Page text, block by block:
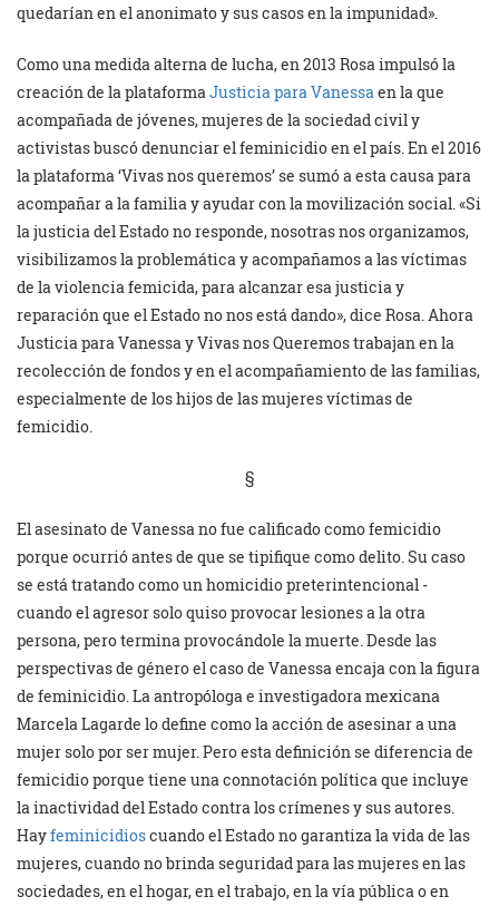
quedarían en el anonimato y sus casos en la impunidad».
Como una medida alterna de lucha, en 2013 Rosa impulsó la
creación de la plataformaJusticia para Vanessaen la que
acompañada de jóvenes, mujeres de la sociedad civil y
activistas buscó denunciar el feminicidio en el país. En el 2016
la plataforma ‘Vivas nos queremos’ se sumó a esta causa para
acompañar a la familia y ayudar con la movilización social. «Si
la justicia del Estado no responde, nosotras nos organizamos,
visibilizamos la problemática y acompañamos a las víctimas
de la violencia femicida, para alcanzar esa justicia y
reparación que el Estado no nos está dando», dice Rosa. Ahora
Justicia para Vanessa y Vivas nos Queremos trabajan en la
recolección de fondos y en el acompañamiento de las familias,
especialmente de los hijos de las mujeres víctimas de
femicidio.
§
El asesinato de Vanessa no fue calificado como femicidio
porque ocurrió antes de que se tipifique como delito. Su caso
se está tratando como un homicidio preterintencional -
cuando el agresor solo quiso provocar lesiones a la otra
persona, pero termina provocándole la muerte. Desde las
perspectivas de género el caso de Vanessa encaja con la figura
de feminicidio. La antropóloga e investigadora mexicana
Marcela Lagarde lo define como la acción de asesinar a una
mujer solo por ser mujer. Pero esta definición se diferencia de
femicidio porque tiene una connotación política que incluye
la inactividad del Estado contra los crímenes y sus autores.
Hayfeminicidioscuando el Estado no garantiza la vida de las
mujeres, cuando no brinda seguridad para las mujeres en las
sociedades, en el hogar, en el trabajo, en la vía pública o en